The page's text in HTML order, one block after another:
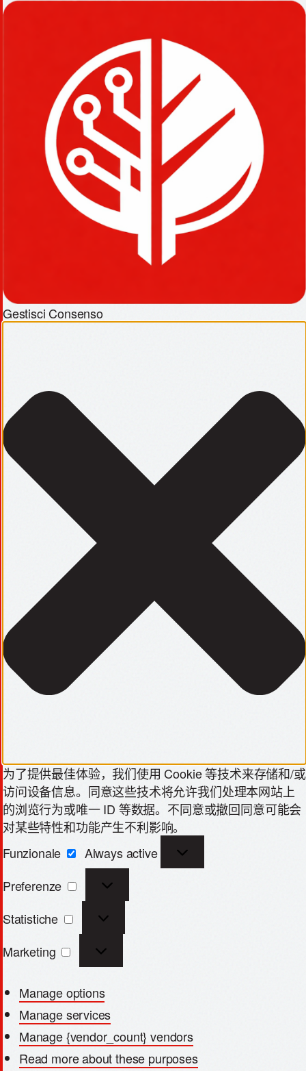
Gestisci Consenso
为了提供最佳体验，我们使用 Cookie 等技术来存储和/或
访问设备信息。同意这些技术将允许我们处理本网站上
的浏览行为或唯一 ID 等数据。不同意或撤回同意可能会
对某些特性和功能产生不利影响。
Funzionale
Always active
Preferenze
Statistiche
Marketing
Manage options
Manage services
Manage {vendor_count} vendors
Read more about these purposes